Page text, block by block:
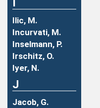
I
Ilic, M.
Incurvati, M.
Inselmann, P.
Irschitz, O.
Iyer, N.
J
Jacob, G.